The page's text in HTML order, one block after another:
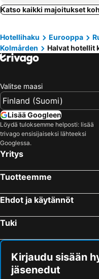
The Lamp Hotel
Kolmårdstorpet
Vildmarkshotellet
Mauritzbergs Slott & Golf
Katso kaikki majoitukset
Hotellihaku Eurooppa
Kolmården
Halvat hotellit
Valitse maasi
Lisää Googleen
Löydä tuloksemme helposti: lisää
trivago ensisijaiseksi lähteeksi
Googlessa.
Yritys
Tuotteemme
Ehdot ja käytännöt
Tuki
Kirjaudu sisään
jäsenedut